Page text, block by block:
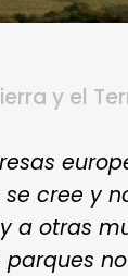
y el
cree y
a otras